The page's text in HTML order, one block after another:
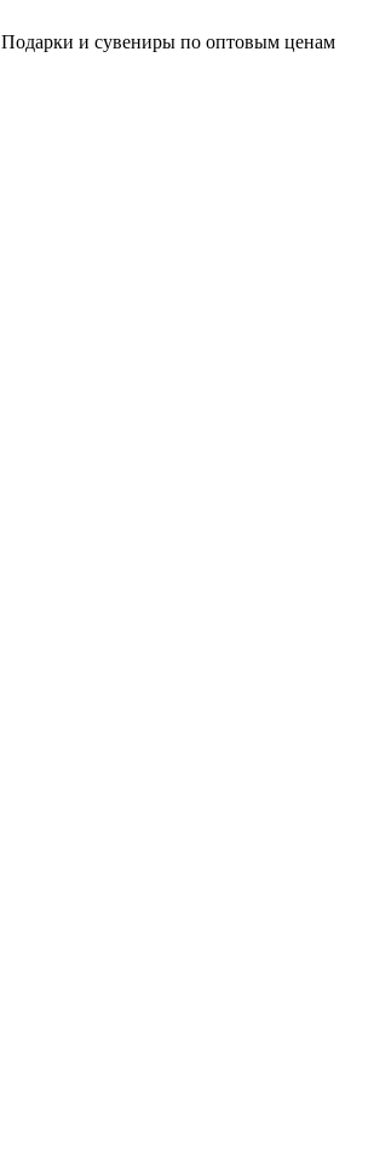
Подарки и сувениры по оптовым ценам